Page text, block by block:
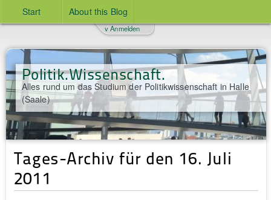
Start About this Blog
Politik.Wissenschaft.
Alles rund um das Studium der Politikwissenschaft in Halle
(Saale)
v Anmelden
Tages-Archiv für den 16. Juli
2011